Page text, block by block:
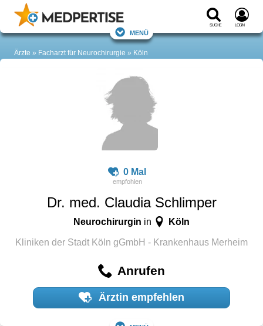
Suche Login
Menü
Ärzte Facharzt für Neurochirurgie Köln
0 Mal
Dr. med. Claudia Schlimper
Neurochirurgin in Köln
Kliniken der Stadt Köln gGmbH - Krankenhaus Merheim
Anrufen
Ärztin empfehlen